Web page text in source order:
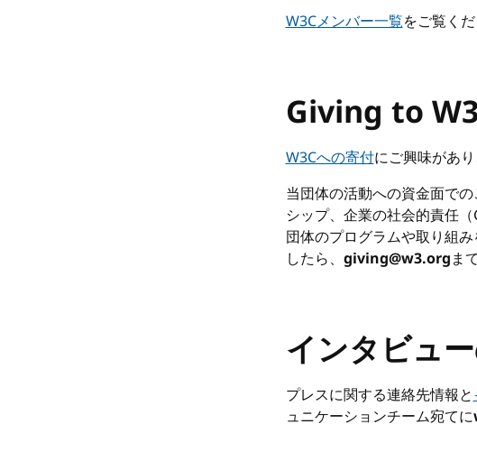
W3Cメンバー一覧をご覧くだ
Giving to
W3Cへの寄付にご興味があ
当団体の活動への資金面で
シップ、企業の社会的責任
団体のプログラムや取り組
したら、 giving@w3.orgま
インタビュ
プレスに関する連絡先情報と
ュニケーションチーム宛てに